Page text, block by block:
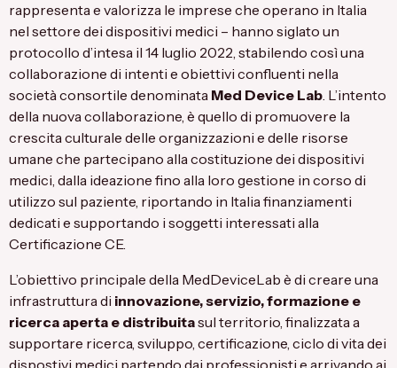
rappresenta e valorizza le imprese che operano in Italia
nel settore dei dispositivi medici – hanno siglato un
protocollo d’intesa il 14 luglio 2022, stabilendo così una
collaborazione di intenti e obiettivi confluenti nella
società consortile denominata Med Device Lab. L’intento
della nuova collaborazione, è quello di promuovere la
crescita culturale delle organizzazioni e delle risorse
umane che partecipano alla costituzione dei dispositivi
medici, dalla ideazione fino alla loro gestione in corso di
utilizzo sul paziente, riportando in Italia finanziamenti
dedicati e supportando i soggetti interessati alla
Certificazione CE.
L’obiettivo principale della MedDeviceLab è di creare una
infrastruttura di innovazione, servizio, formazione e
ricerca aperta e distribuitasul territorio, finalizzata a
supportare ricerca, sviluppo, certificazione, ciclo di vita dei
dispostivi medici partendo dai professionisti e arrivando ai